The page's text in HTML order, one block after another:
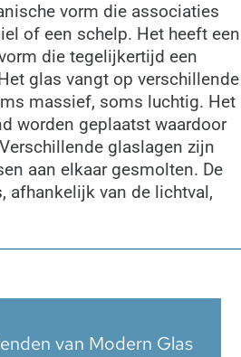
vorm die associaties
of een schelp. Het heeft een
die tegelijkertijd een
glas vangt op verschillende
massief, soms luchtig. Het
worden geplaatst waardoor
glaslagen zijn
aan elkaar gesmolten. De
afhankelijk van de lichtval,
van Modern Glas